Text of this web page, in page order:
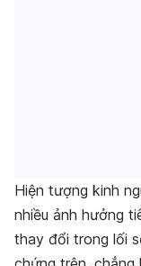
Hiện tượng kinh
nhiều ảnh hưởng
thay đổi trong lối